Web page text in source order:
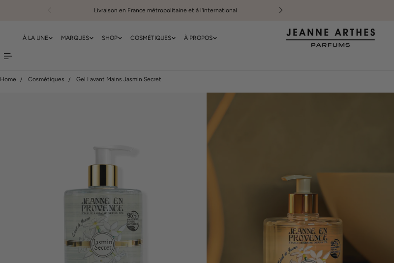
Livraison en France métropolitaine et à l'international
À LA UNE MARQUES SHOP COSMÉTIQUES À PROPOS
Home Cosmétiques Gel Lavant Mains Jasmin Secret